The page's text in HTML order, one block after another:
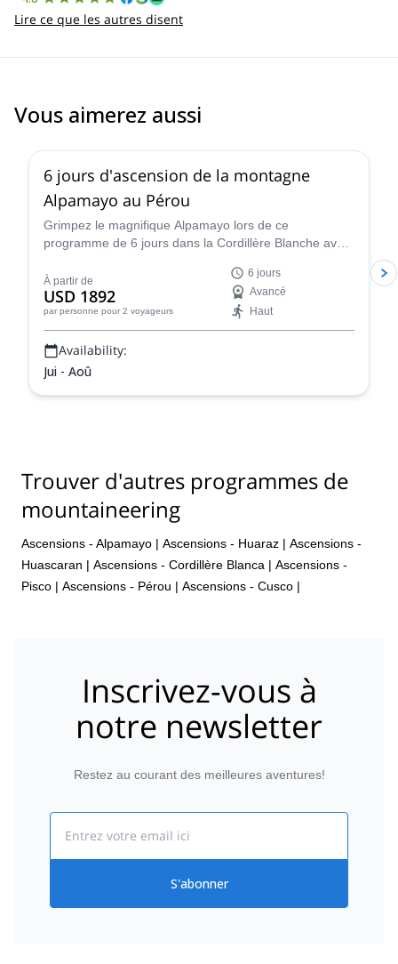
Lire ce que les autres disent
Vous aimerez aussi
6 jours d'ascension de la montagne
Alpamayo au Pérou
Grimpez le magnifique Alpamayo lors de ce
programme de 6 jours dans la Cordillère Blanche avec
une expérience d'alpinisme fantastique !
À partir de
USD 1892
par personne pour 2 voyageurs
6 jours
Avancé
Haut
Availability:
Jui - Aoû
Trouver d'autres programmes de
mountaineering
Ascensions - Alpamayo | Ascensions - Huaraz | Ascensions -
Huascaran | Ascensions - Cordillère Blanca | Ascensions -
Pisco | Ascensions - Pérou | Ascensions - Cusco |
Inscrivez-vous à
notre newsletter
Restez au courant des meilleures aventures!
S'abonner